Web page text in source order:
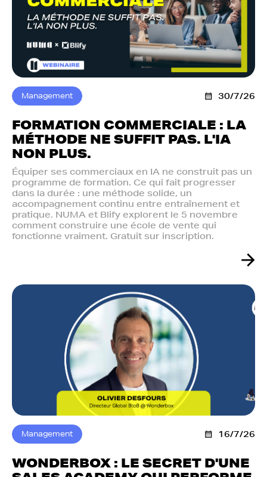
Management 30/7/26
FORMATION COMMERCIALE : LA
MÉTHODE NE SUFFIT PAS. L'IA
NON PLUS.‍
Équiper ses commerciaux en IA ne construit pas un
programme de formation. Ce qui fait progresser
dans la durée : une méthode solide, un
accompagnement continu entre entraînement et
pratique. NUMA et Blify explorent le 5 novembre
comment construire une école de vente qui
fonctionne vraiment. Gratuit sur inscription.
Management 16/7/26
WONDERBOX : LE SECRET D'UNE